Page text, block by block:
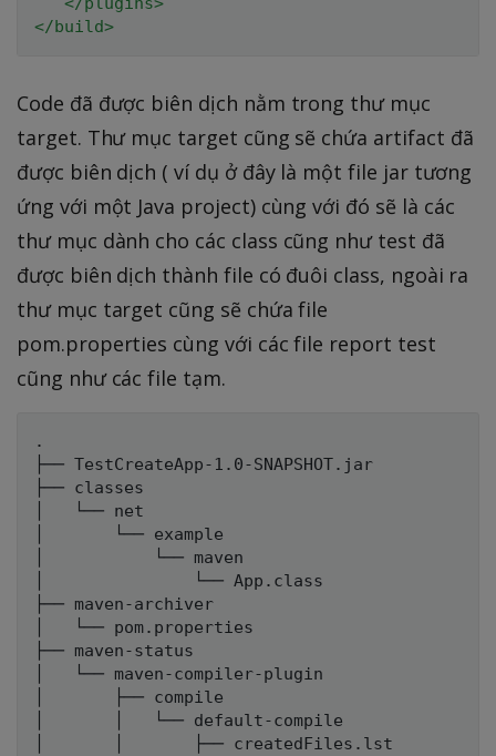
</build>
Code đã được biên dịch nằm trong thư mục
target. Thư mục target cũng sẽ chứa artifact đã
được biên dịch ( ví dụ ở đây là một file jar tương
ứng với một Java project) cùng với đó sẽ là các
thư mục dành cho các class cũng như test đã
được biên dịch thành file có đuôi class, ngoài ra
thư mục target cũng sẽ chứa file
pom.properties cùng với các file report test
cũng như các file tạm.
.
├── TestCreateApp-1.0-SNAPSHOT.jar
├── classes
│   └── net
│       └── example
│           └── maven
│               └── App.class
├── maven-archiver
│   └── pom.properties
├── maven-status
│   └── maven-compiler-plugin
│       ├── compile
│       │   └── default-compile
│       │       ├── createdFiles.lst